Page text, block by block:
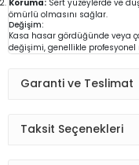
Koruma: Sert yüzeylerde ve
ömürlü olmasını sağlar.
Değişim:
Kasa hasar gördüğünde veya
değişimi, genellikle
Garanti ve Teslimat
Taksit Seçenekleri